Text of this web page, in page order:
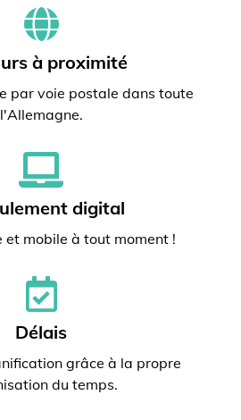
à proximité
par voie postale dans toute
l'Allemagne.
digital
et mobile à tout moment !
Délais
grâce à la propre
du temps.